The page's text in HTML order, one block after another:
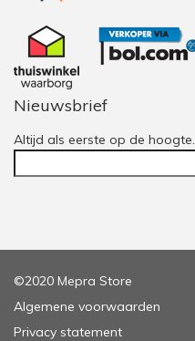
Nieuwsbrief
Altijd als eerste op de hoogte.
©2020 Mepra Store
Algemene voorwaarden
Privacy statement